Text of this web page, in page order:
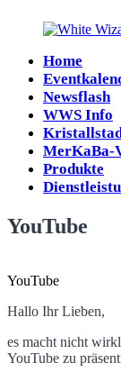
White
Wizard
Home
Newsflash
WWS Info
MerKaBa-
Produkte
YouTube
YouTube
Hallo Ihr Lieben,
es macht nicht
YouTube zu